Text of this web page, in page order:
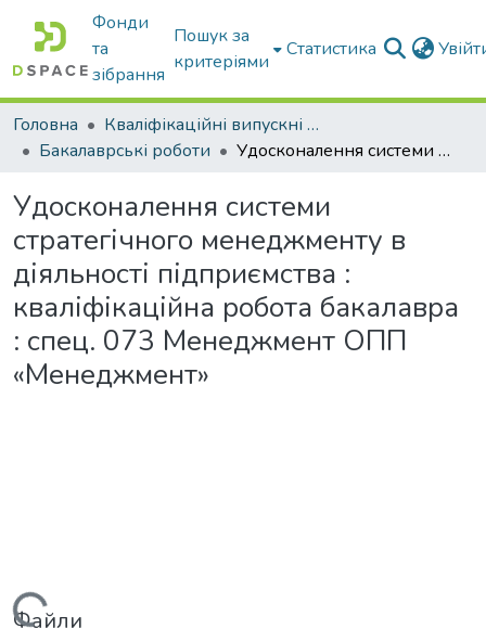
Фонди
та
зібрання
Пошук за
критеріями
Статистика
Головна
Кваліфікаційні випускні роботи бакалаврів і магістрів
Бакалаврські роботи
Удосконалення системи стратегічного менеджменту в діяльності підприємства : кваліфікаційна робота бакалавра : спец. 073 Менеджмент ОПП «Менеджмент»
Удосконалення системи
стратегічного менеджменту в
діяльності підприємства :
кваліфікаційна робота бакалавра
: спец. 073 Менеджмент ОПП
«Менеджмент»
Файли